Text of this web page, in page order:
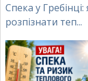
Спека у Гребінці:
розпізнати теп...